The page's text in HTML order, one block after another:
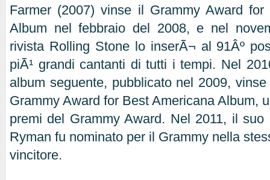
Farmer (2007) vinse il Grammy Award
Album nel febbraio del 2008, e nel
rivista Rolling Stone lo inserÃ¬ al 91Âº
piÃ¹ grandi cantanti di tutti i tempi. Nel
album seguente, pubblicato nel 2009,
Grammy Award for Best Americana Album,
premi del Grammy Award. Nel 2011, il
Ryman fu nominato per il Grammy nella
vincitore.